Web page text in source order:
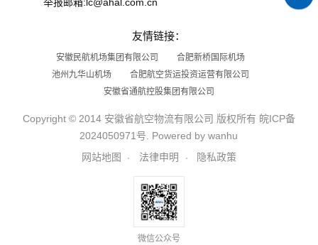
友情链接：
安徽民航机场集团有限公司
合肥新桥国际机场
池州九华山机场
合肥航空货运投资运营有限公司
安徽省通航控股集团有限公司
Copyright © 2014 安徽省航空物流有限公司 版权所有 皖ICP备
2024050971号 . Powered bywanhu
网站地图
法律申明 隐私政策
微信公众号